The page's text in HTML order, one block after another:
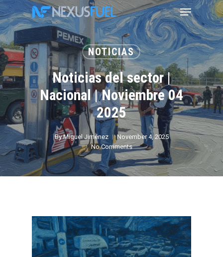
Skip
to
main
content
Menu
NOTICIAS
Noticias del sector |
Nacional | Noviembre 04
2025
By Miguel Jiménez
November 4, 2025
No Comments